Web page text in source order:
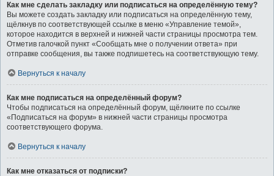
Как мне сделать закладку или подписаться на определённую тему?
Вы можете создать закладку или подписаться на определённую тему,
щёлкнув по соответствующей ссылке в меню «Управление темой»,
которое находится в верхней и нижней части страницы просмотра тем.
Отметив галочкой пункт «Сообщать мне о получении ответа» при
отправке сообщения, вы также подпишетесь на соответствующую тему.
Вернуться к началу
Как мне подписаться на определённый форум?
Чтобы подписаться на определённый форум, щёлкните по ссылке
«Подписаться на форум» в нижней части страницы просмотра
соответствующего форума.
Вернуться к началу
Как мне отказаться от подписки?